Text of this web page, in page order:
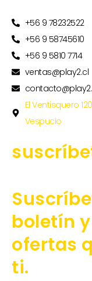
+56 9 78232522
+56 9 58745610
+56 9 5810 7714
ventas@play2.cl
El Ventisquero
Vespucio
boletín
ofertas
ti.